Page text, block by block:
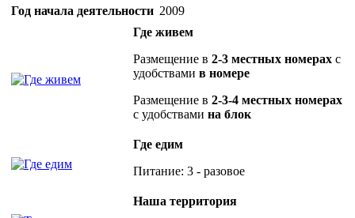
Год начала деятельности 2009
Где живем
Размещение в 2-3 местных номерах с
удобствами в номере
Размещение в 2-3-4 местных номерах
с удобствами на блок
Где едим
Питание: 3 - разовое
Наша территория